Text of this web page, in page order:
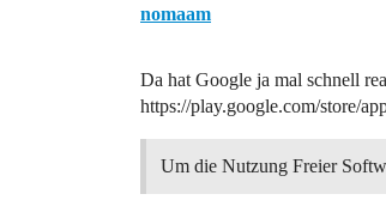
nomaam
Da hat Google ja mal schnell
https://play.google.com/store/
Um die Nutzung Freier